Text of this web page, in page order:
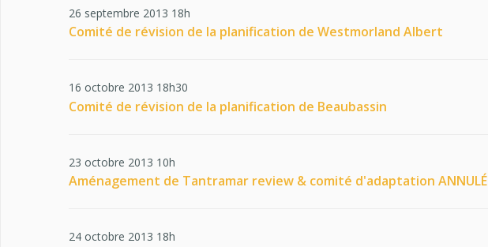
26 septembre 2013 18h
Comité de révision de la planification de Westmorland Albert
16 octobre 2013 18h30
Comité de révision de la planification de Beaubassin
23 octobre 2013 10h
Aménagement de Tantramar review & comité d'adaptation ANNULÉ
24 octobre 2013 18h